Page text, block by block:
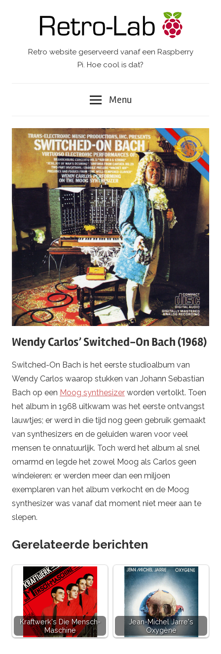
Retro-
Retro website geserveerd vanaf een Raspberry
Pi. Hoe cool is dat?
Menu
Wendy Carlos’ Switched-On Bach (1968)
Switched-On Bach is het eerste studioalbum van
Wendy Carlos waarop stukken van Johann Sebastian
Bach op een Moog synthesizer worden vertolkt. Toen
het album in 1968 uitkwam was het eerste ontvangst
lauwtjes; er werd in die tijd nog geen gebruik gemaakt
van synthesizers en de geluiden waren voor veel
mensen te onnatuurlijk. Toch werd het album al snel
omarmd en legde het zowel Moog als Carlos geen
windeieren: er werden meer dan een miljoen
exemplaren van het album verkocht en de Moog
synthesizer was vanaf dat moment niet meer aan te
slepen.
Gerelateerde berichten
Kraftwerk's Die Mensch-
Maschine
Jean-Michel Jarre's
Oxygène